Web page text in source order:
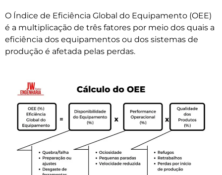
O Índice de Eficiência Global do Equipamento (OEE)
é a multiplicação de três fatores por meio dos quais a
eficiência dos equipamentos ou dos sistemas de
produção é afetada pelas perdas.